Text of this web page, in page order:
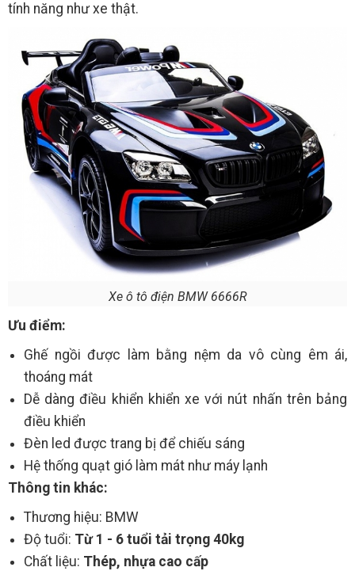
tính năng như xe thật.
Xe ô tô điện BMW 6666R
Ưu điểm:
Ghế ngồi được làm bằng nệm da vô cùng êm ái,
thoáng mát
Dễ dàng điều khiển khiển xe với nút nhấn trên bảng
điều khiển
Đèn led được trang bị để chiếu sáng
Hệ thống quạt gió làm mát như máy lạnh
Thông tin khác:
Thương hiệu: BMW
Độ tuổi: Từ 1 - 6 tuổi tải trọng 40kg
Chất liệu: Thép, nhựa cao cấp